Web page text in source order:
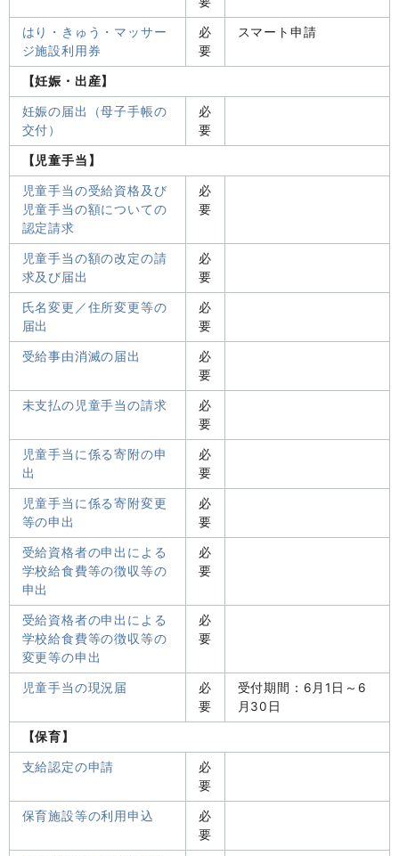
はり・きゅう・マッサー
ジ施設利用券
必
要
スマート申請
【妊娠・出産】
妊娠の届出（母子手帳の
交付）
必
要
【児童手当】
児童手当の受給資格及び
児童手当の額についての
認定請求
必
要
児童手当の額の改定の請
求及び届出
必
要
氏名変更／住所変更等の
届出
必
要
受給事由消滅の届出
必
要
未支払の児童手当の請求
必
要
児童手当に係る寄附の申
出
必
要
児童手当に係る寄附変更
等の申出
必
要
受給資格者の申出による
学校給食費等の徴収等の
申出
必
要
受給資格者の申出による
学校給食費等の徴収等の
変更等の申出
必
要
児童手当の現況届
必
要
受付期間：6月1日～6
月30日
【保育】
支給認定の申請
必
要
保育施設等の利用申込
必
要